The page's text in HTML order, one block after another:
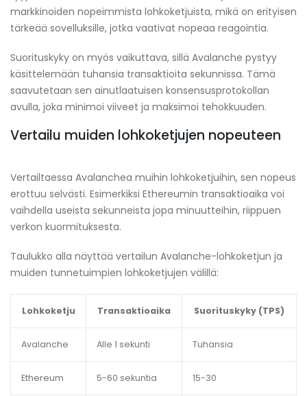
markkinoiden nopeimmista lohkoketjuista, mikä on erityisen
tärkeää sovelluksille, jotka vaativat nopeaa reagointia.
Suorituskyky on myös vaikuttava, sillä Avalanche pystyy
käsittelemään tuhansia transaktioita sekunnissa. Tämä
saavutetaan sen ainutlaatuisen konsensusprotokollan
avulla, joka minimoi viiveet ja maksimoi tehokkuuden.
Vertailu muiden lohkoketjujen nopeuteen
Vertailtaessa Avalanchea muihin lohkoketjuihin, sen nopeus
erottuu selvästi. Esimerkiksi Ethereumin transaktioaika voi
vaihdella useista sekunneista jopa minuutteihin, riippuen
verkon kuormituksesta.
Taulukko alla näyttää vertailun Avalanche-lohkoketjun ja
muiden tunnetuimpien lohkoketjujen välillä:
Lohkoketju Transaktioaika Suorituskyky (TPS)
Avalanche Alle 1 sekunti Tuhansia
Ethereum 5-60 sekuntia 15-30